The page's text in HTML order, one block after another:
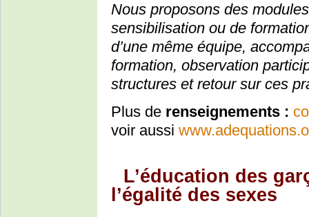
Nous proposons des
sensibilisation ou de
d’une même équipe,
formation, observation
structures et retour sur ces
Plus de renseignements :
voir aussi
L’éducation des
l’égalité des sexes